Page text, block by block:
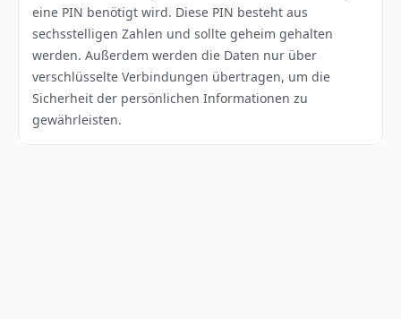
eine PIN benötigt wird. Diese PIN besteht aus
sechsstelligen Zahlen und sollte geheim gehalten
werden. Außerdem werden die Daten nur über
verschlüsselte Verbindungen übertragen, um die
Sicherheit der persönlichen Informationen zu
gewährleisten.